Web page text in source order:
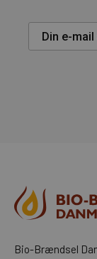
Bio-Brændsel